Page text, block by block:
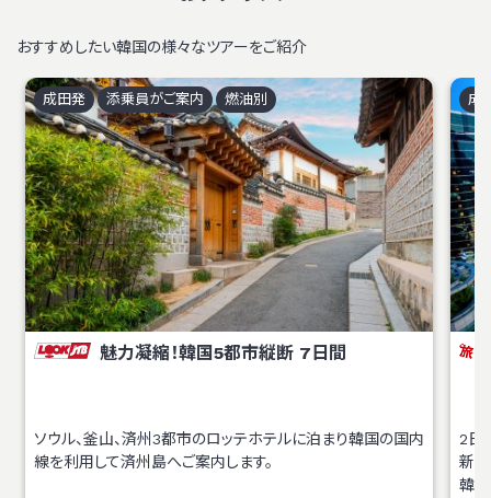
おすすめしたい韓国の様々なツアーをご紹介
魅力凝縮！韓国5都市縦断 7日間
成田発 添乗員がご案内 燃油別
ソウル、釜山、済州3都市のロッテホテルに泊まり韓国の国内
線を利用して済州島へご案内します。
成
2日
新幹
韓